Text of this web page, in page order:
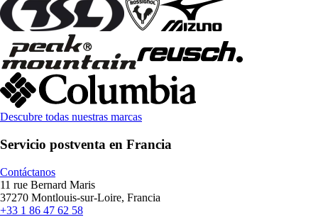
Descubre todas nuestras marcas
Servicio postventa en Francia
Contáctanos
11 rue Bernard Maris
37270 Montlouis-sur-Loire, Francia
+33 1 86 47 62 58